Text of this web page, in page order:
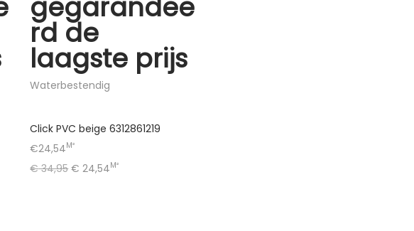
gegarandee
rd de
laagste prijs
Waterbestendig
Click PVC beige 6312861219
€24,54M²
€34,95 € 24,54M²